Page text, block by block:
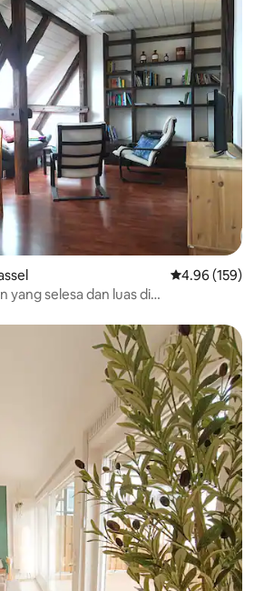
Penarafan
4.96 (159)
selesa dan luas di